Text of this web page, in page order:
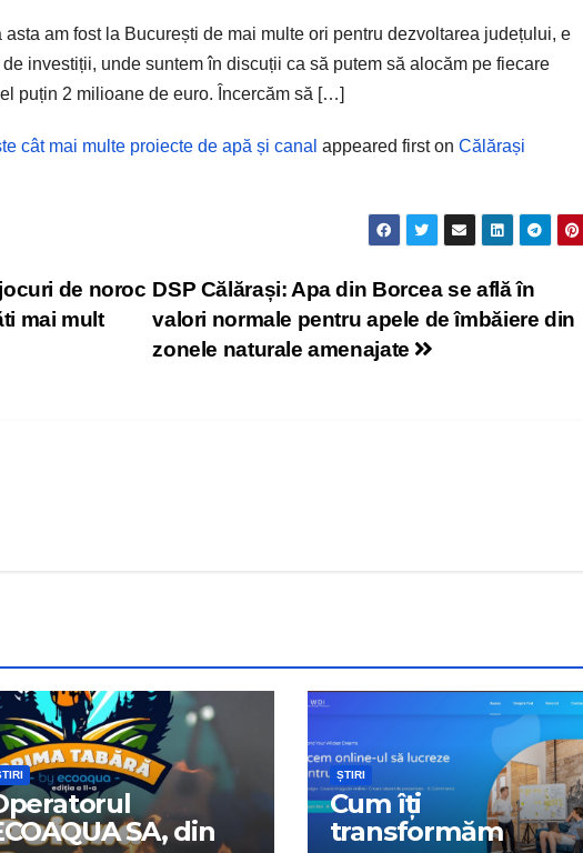
am fost la București de mai multe ori pentru dezvoltarea județului, e
investiții, unde suntem în discuții ca să putem să alocăm pe fiecare
puțin 2 milioane de euro. Încercăm să […]
cât mai multe proiecte de apă și canal appeared first on Călărași
DSP Călărași: Apa din Borcea se află în
valori normale pentru apele de îmbăiere din
zonele naturale amenajate
de noroc
mai mult
SA, din
ȘTIRI
Cum îți
transformăm